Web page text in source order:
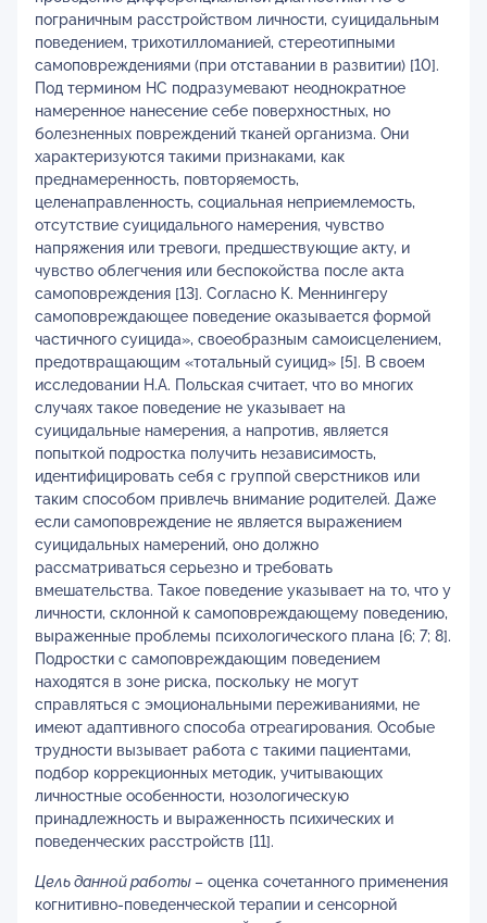
пограничным расстройством личности, суицидальным
поведением, трихотилломанией, стереотипными
самоповреждениями (при отставании в развитии) [10].
Под термином НС подразумевают неоднократное
намеренное нанесение себе поверхностных, но
болезненных повреждений тканей организма. Они
характеризуются такими признаками, как
преднамеренность, повторяемость,
целенаправленность, социальная неприемлемость,
отсутствие суицидального намерения, чувство
напряжения или тревоги, предшествующие акту, и
чувство облегчения или беспокойства после акта
самоповреждения [13]. Согласно К. Меннингеру
самоповреждающее поведение оказывается формой
частичного суицида», своеобразным самоисцелением,
предотвращающим «тотальный суицид» [5]. В своем
исследовании Н.А. Польская считает, что во многих
случаях такое поведение не указывает на
суицидальные намерения, а напротив, является
попыткой подростка получить независимость,
идентифицировать себя с группой сверстников или
таким способом привлечь внимание родителей. Даже
если самоповреждение не является выражением
суицидальных намерений, оно должно
рассматриваться серьезно и требовать
вмешательства. Такое поведение указывает на то, что у
личности, склонной к самоповреждающему поведению,
выраженные проблемы психологического плана [6; 7; 8].
Подростки с самоповреждающим поведением
находятся в зоне риска, поскольку не могут
справляться с эмоциональными переживаниями, не
имеют адаптивного способа отреагирования. Особые
трудности вызывает работа с такими пациентами,
подбор коррекционных методик, учитывающих
личностные особенности, нозологическую
принадлежность и выраженность психических и
поведенческих расстройств [11].
Цельданной работы – оценка сочетанного применения
когнитивно-поведенческой терапии и сенсорной